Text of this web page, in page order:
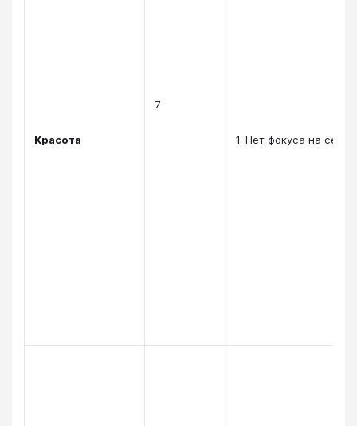
Красота
7
1. Нет фокуса на себя